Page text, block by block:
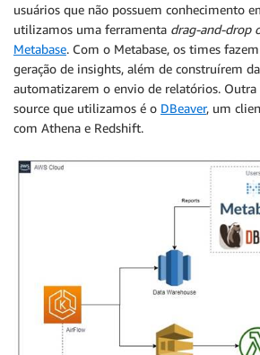
usuários que não possuem conhecimento
utilizamos uma ferramenta drag-and-drop
Metabase. Com o Metabase, os times
geração de insights, além de construírem
automatizarem o envio de relatórios.
source que utilizamos é o DBeaver, um
com Athena e Redshift.